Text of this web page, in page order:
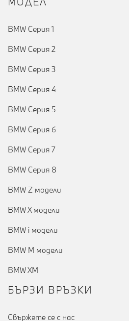
BMW Серия 1
BMW Серия 2
BMW Серия 3
BMW Серия 4
BMW Серия 5
BMW Серия 6
BMW Серия 7
BMW Серия 8
BMW Z модели
BMW X модели
BMW i модели
BMW M модели
BMW XM
БЪРЗИ ВРЪЗКИ
Cвържете се с нас